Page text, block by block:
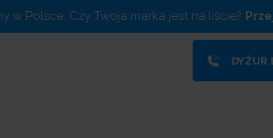
w Polsce. Czy Twoja marka jest na liście?
DYŻUR